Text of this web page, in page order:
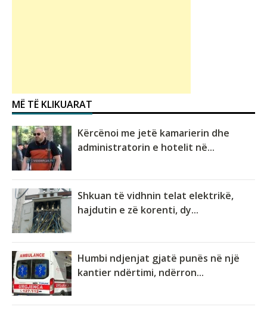
MË TË KLIKUARAT
Kërcënoi me jetë kamarierin dhe
administratorin e hotelit në...
Shkuan të vidhnin telat elektrikë,
hajdutin e zë korenti, dy...
Humbi ndjenjat gjatë punës në një
kantier ndërtimi, ndërron...